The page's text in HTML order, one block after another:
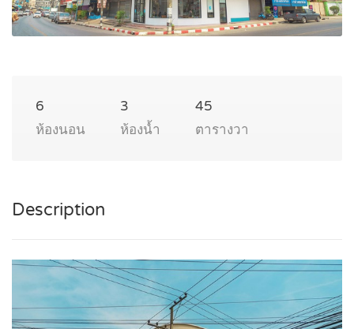
6
ห้องนอน
3
ห้องน้ำ
45
ตารางวา
Description